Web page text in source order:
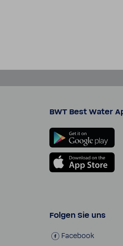
BWT Best Water
Folgen Sie uns
Face­book